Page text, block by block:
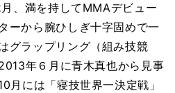
、満を持してMMAデビュー
ーから腕ひしぎ十字固めで一
グラップリング（組み技競
年６月に青木真也から見事
月には「寝技世界一決定戦」